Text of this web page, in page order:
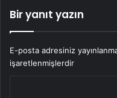
Bir yanıt yazın
E-posta adresiniz
işaretlenmişlerdir